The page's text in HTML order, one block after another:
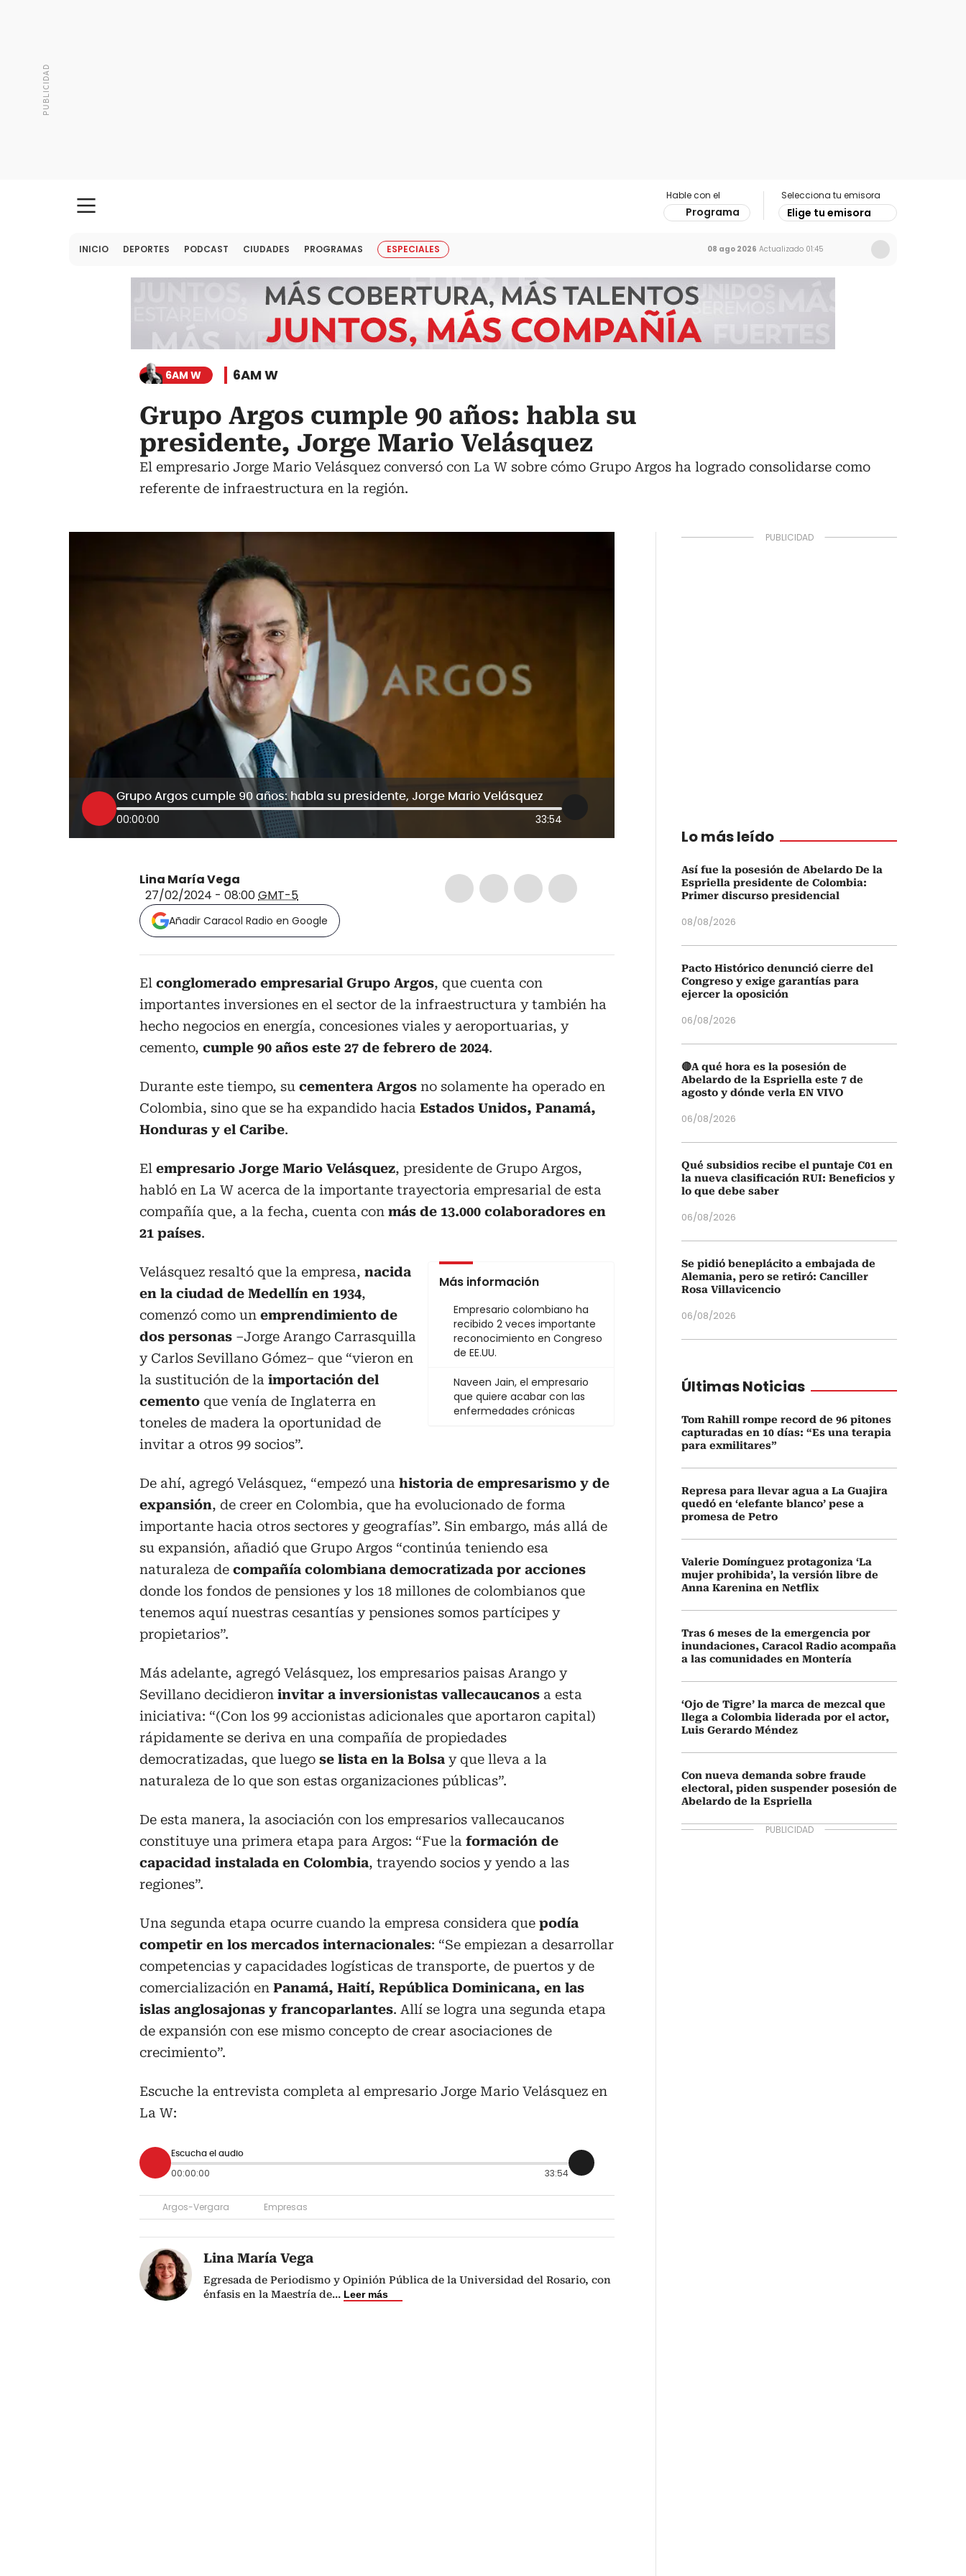
Hable con el
Programa
Selecciona tu emisora
Elige tu emisora
INICIO DEPORTES PODCAST CIUDADES PROGRAMAS ESPECIALES 08 ago 2026 Actualizado 01:45
6AM W 6AM W
Grupo Argos cumple 90 años: habla su
presidente, Jorge Mario Velásquez
El empresario Jorge Mario Velásquez conversó con La W sobre cómo Grupo Argos ha logrado consolidarse como
referente de infraestructura en la región.
Grupo Argos cumple 90 años: habla su presidente, Jorge Mario Velásquez
00:00:00 33:54
Lina María Vega
27/02/2024 - 08:00GMT-5
Añadir Caracol Radio en Google
El conglomerado empresarial Grupo Argos, que cuenta con
importantes inversiones en el sector de la infraestructura y también ha
hecho negocios en energía, concesiones viales y aeroportuarias, y
cemento, cumple 90 años este 27 de febrero de 2024.
Durante este tiempo, su cementera Argos no solamente ha operado en
Colombia, sino que se ha expandido hacia Estados Unidos, Panamá,
Honduras y el Caribe.
El empresario Jorge Mario Velásquez, presidente de Grupo Argos,
habló en La W acerca de la importante trayectoria empresarial de esta
compañía que, a la fecha, cuenta con más de 13.000 colaboradores en
21 países.
Más información
Empresario colombiano ha
recibido 2 veces importante
reconocimiento en Congreso
de EE.UU.
Naveen Jain, el empresario
que quiere acabar con las
enfermedades crónicas
Velásquez resaltó que la empresa, nacida
en la ciudad de Medellín en 1934,
comenzó como un emprendimiento de
dos personas –Jorge Arango Carrasquilla
y Carlos Sevillano Gómez– que “vieron en
la sustitución de la importación del
cemento que venía de Inglaterra en
toneles de madera la oportunidad de
invitar a otros 99 socios”.
De ahí, agregó Velásquez, “empezó una historia de empresarismo y de
expansión, de creer en Colombia, que ha evolucionado de forma
importante hacia otros sectores y geografías”. Sin embargo, más allá de
su expansión, añadió que Grupo Argos “continúa teniendo esa
naturaleza de compañía colombiana democratizada por acciones
donde los fondos de pensiones y los 18 millones de colombianos que
tenemos aquí nuestras cesantías y pensiones somos partícipes y
propietarios”.
Más adelante, agregó Velásquez, los empresarios paisas Arango y
Sevillano decidieron invitar a inversionistas vallecaucanos a esta
iniciativa: “(Con los 99 accionistas adicionales que aportaron capital)
rápidamente se deriva en una compañía de propiedades
democratizadas, que luego se lista en la Bolsa y que lleva a la
naturaleza de lo que son estas organizaciones públicas”.
De esta manera, la asociación con los empresarios vallecaucanos
constituye una primera etapa para Argos: “Fue la formación de
capacidad instalada en Colombia, trayendo socios y yendo a las
regiones”.
Una segunda etapa ocurre cuando la empresa considera que podía
competir en los mercados internacionales: “Se empiezan a desarrollar
competencias y capacidades logísticas de transporte, de puertos y de
comercialización en Panamá, Haití, República Dominicana, en las
islas anglosajonas y francoparlantes. Allí se logra una segunda etapa
de expansión con ese mismo concepto de crear asociaciones de
crecimiento”.
Escuche la entrevista completa al empresario Jorge Mario Velásquez en
La W:
Escucha el audio
00:00:00 33:54
Argos-Vergara Empresas
Lina María Vega
Egresada de Periodismo y Opinión Pública de la Universidad del Rosario, con
énfasis en la Maestría de... Leer más
Lo más leído
Así fue la posesión de Abelardo De la
Espriella presidente de Colombia:
Primer discurso presidencial
08/08/2026
Pacto Histórico denunció cierre del
Congreso y exige garantías para
ejercer la oposición
06/08/2026
🔴A qué hora es la posesión de
Abelardo de la Espriella este 7 de
agosto y dónde verla EN VIVO
06/08/2026
Qué subsidios recibe el puntaje C01 en
la nueva clasificación RUI: Beneficios y
lo que debe saber
06/08/2026
Se pidió beneplácito a embajada de
Alemania, pero se retiró: Canciller
Rosa Villavicencio
06/08/2026
Últimas Noticias
Tom Rahill rompe record de 96 pitones
capturadas en 10 días: “Es una terapia
para exmilitares”
Represa para llevar agua a La Guajira
quedó en ‘elefante blanco’ pese a
promesa de Petro
Valerie Domínguez protagoniza ‘La
mujer prohibida’, la versión libre de
Anna Karenina en Netflix
Tras 6 meses de la emergencia por
inundaciones, Caracol Radio acompaña
a las comunidades en Montería
‘Ojo de Tigre’ la marca de mezcal que
llega a Colombia liderada por el actor,
Luis Gerardo Méndez
Con nueva demanda sobre fraude
electoral, piden suspender posesión de
Abelardo de la Espriella